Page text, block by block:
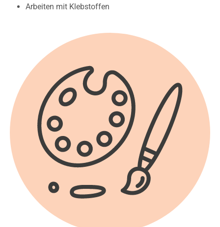
Arbeiten mit Klebstoffen